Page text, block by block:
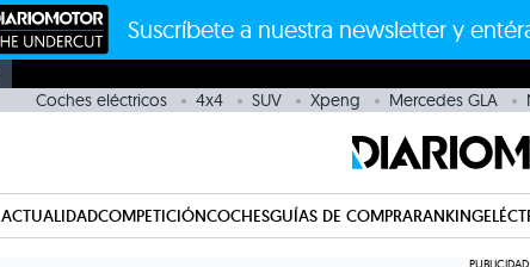
Suscríbete a nuestra newsletter y
Coches eléctricos 4x4 SUV Xpeng Mercedes GLA
ACTUALIDADCOMPETICIÓNCOCHESGUÍAS DE COMPRARANKING